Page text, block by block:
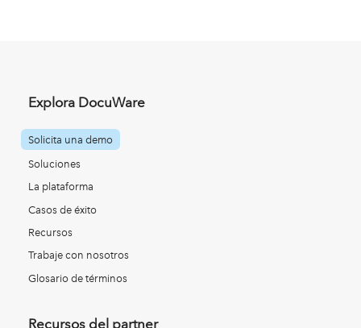
Explora DocuWare
Solicita una demo
Soluciones
La plataforma
Casos de éxito
Recursos
Trabaje con nosotros
Glosario de términos
Recursos del partner